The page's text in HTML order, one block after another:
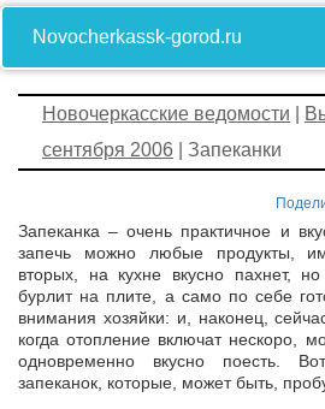
Novocherkassk-gorod.ru
Новочеркасские ведомости
сентября 2006 | Запеканки
Запеканка – очень практичное и
запечь можно любые продукты,
вторых, на кухне вкусно пахнет,
бурлит на плите, а само по себе
внимания хозяйки: и, наконец,
когда отопление включат нескоро,
одновременно вкусно поесть.
запеканок, которые, может быть,